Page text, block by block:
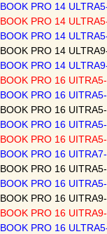
PRO 14
PRO 14
PRO 14
PRO 14
PRO 14
PRO 16
PRO 16
PRO 16
PRO 16
PRO 16
PRO 16
PRO 16
PRO 16
PRO 16
PRO 16
PRO 16